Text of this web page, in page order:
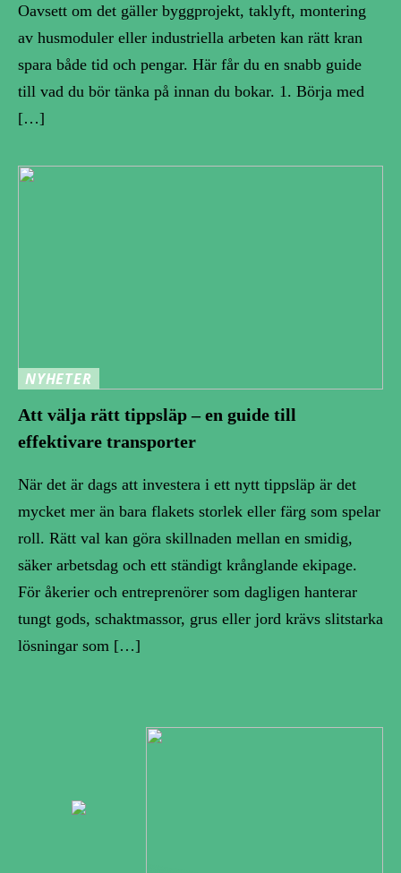
Oavsett om det gäller byggprojekt, taklyft, montering
av husmoduler eller industriella arbeten kan rätt kran
spara både tid och pengar. Här får du en snabb guide
till vad du bör tänka på innan du bokar. 1. Börja med
[…]
NYHETER
Att välja rätt tippsläp – en guide till
effektivare transporter
När det är dags att investera i ett nytt tippsläp är det
mycket mer än bara flakets storlek eller färg som spelar
roll. Rätt val kan göra skillnaden mellan en smidig,
säker arbetsdag och ett ständigt krånglande ekipage.
För åkerier och entreprenörer som dagligen hanterar
tungt gods, schaktmassor, grus eller jord krävs slitstarka
lösningar som […]